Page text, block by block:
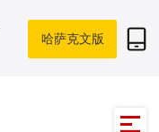
哈萨克文版